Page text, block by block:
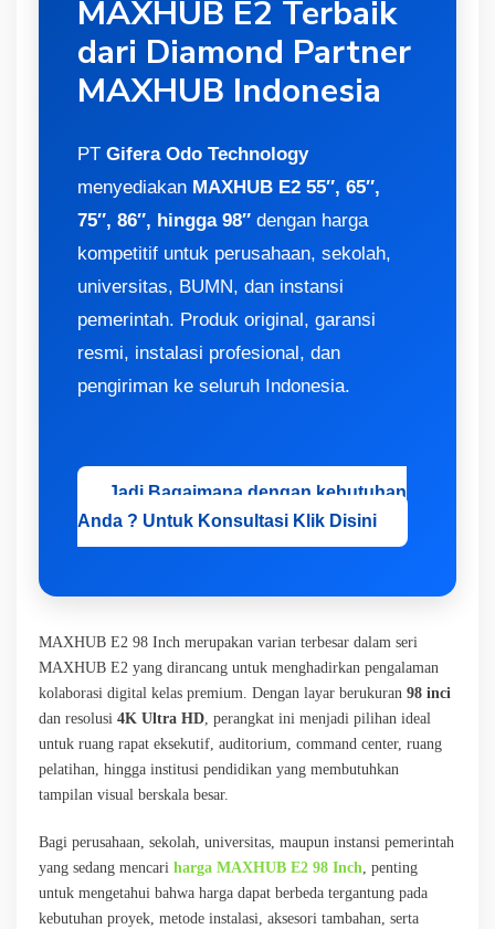
MAXHUB E2 Terbaik
dari Diamond Partner
MAXHUB Indonesia
PT Gifera Odo Technology
menyediakan MAXHUB E2 55″, 65″,
75″, 86″, hingga 98″ dengan harga
kompetitif untuk perusahaan, sekolah,
universitas, BUMN, dan instansi
pemerintah. Produk original, garansi
resmi, instalasi profesional, dan
pengiriman ke seluruh Indonesia.
Jadi Bagaimana dengan kebutuhan
Anda ? Untuk Konsultasi Klik Disini
MAXHUB E2 98 Inch merupakan varian terbesar dalam seri
MAXHUB E2 yang dirancang untuk menghadirkan pengalaman
kolaborasi digital kelas premium. Dengan layar berukuran 98 inci
dan resolusi 4K Ultra HD , perangkat ini menjadi pilihan ideal
untuk ruang rapat eksekutif, auditorium, command center, ruang
pelatihan, hingga institusi pendidikan yang membutuhkan
tampilan visual berskala besar.
Bagi perusahaan, sekolah, universitas, maupun instansi pemerintah
yang sedang mencari harga MAXHUB E2 98 Inch , penting
untuk mengetahui bahwa harga dapat berbeda tergantung pada
kebutuhan proyek, metode instalasi, aksesori tambahan, serta